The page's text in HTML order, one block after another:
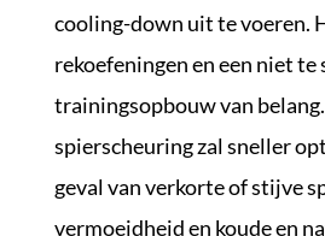
cooling-down uit te voeren.
rekoefeningen en een niet te
trainingsopbouw van belang.
spierscheuring zal sneller
geval van verkorte of stijve
vermoeidheid en koude en